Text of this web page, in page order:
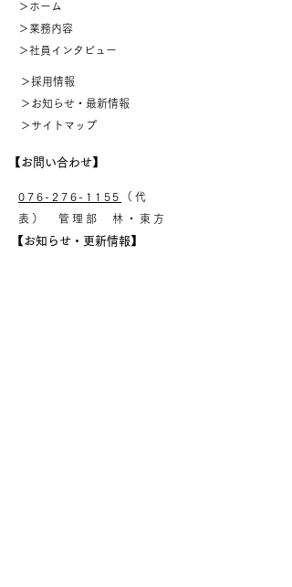
＞ ホーム
＞業務内容
＞社員インタビュー
＞採用情報
＞お知らせ・最新情報
＞サイトマップ
【お問い合わせ】
076-276-1155
（代
表）管理部 林・東方
【お知らせ・更新情報】